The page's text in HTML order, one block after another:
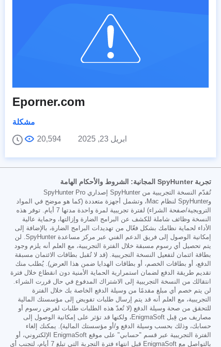
Eporner.com
مشكلة
ابريل 23, 2025
20,594
تجربة SpyHunter المجانية: الشروط والأحكام الهامة
تُقدّم النسخة التجريبية من SpyHunter إصداري SpyHunter Pro
وSpyHunter لنظام Mac، وتشمل أجهزة متعددة (كما هو موضح في المواد
الترويجية/صفحة الشراء) لفترة تجريبية لمرة واحدة مدتها 7 أيام. توفر هذه
النسخة وظائف شاملة للكشف عن البرامج الضارة وإزالتها، وحماية عالية
الأداء لحماية نظامك بشكل فعّال من تهديدات البرامج الضارة، بالإضافة إلى
إمكانية الوصول إلى فريق الدعم الفني عبر مركز مساعدة SpyHunter. لن
يتم تحصيل أي رسوم مسبقة خلال الفترة التجريبية، مع العلم أنه يلزم وجود
بطاقة ائتمان لتفعيل النسخة التجريبية. (قد لا تُقبل بطاقات الائتمان مسبقة
الدفع، أو بطاقات الخصم، أو بطاقات الهدايا ضمن هذا العرض). يُطلب منك
تقديم طريقة الدفع لضمان استمرارية الحماية الأمنية دون انقطاع خلال فترة
انتقالك من النسخة التجريبية إلى الاشتراك المدفوع في حال قررت الشراء.
لن يتم خصم أي مبلغ مقدمًا من وسيلة الدفع الخاصة بك خلال الفترة
التجريبية، مع العلم أنه قد يتم إرسال طلبات تفويض إلى مؤسستك المالية
للتحقق من صحة وسيلة الدفع (لا تُعدّ هذه الطلبات طلبات لفرض رسوم أو
مصاريف من قِبل EnigmaSoft، ولكنها قد تؤثر على إمكانية الوصول إلى
حسابك، وذلك بحسب وسيلة الدفع و/أو مؤسستك المالية). يمكنك إلغاء
الفترة التجريبية عبر قسم "حسابي" على موقع EnigmaSoft الإلكتروني، أو
بالتواصل مع EnigmaSoft قبل انتهاء فترة التجربة التي تبلغ 7 أيام، لتجنب أي